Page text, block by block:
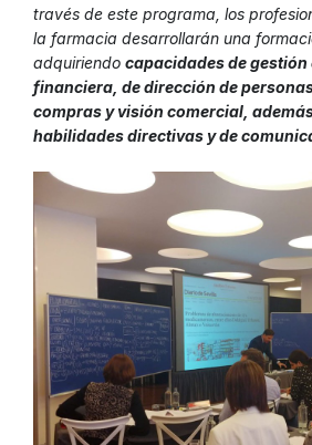
través de este programa, los
la farmacia desarrollarán una
adquiriendo capacidades de
financiera, de dirección de
compras y visión comercial,
habilidades directivas y de